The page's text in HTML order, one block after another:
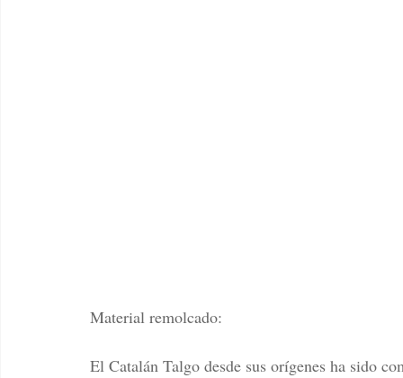
Material remolcado:
El Catalán Talgo desde sus orígenes ha sido